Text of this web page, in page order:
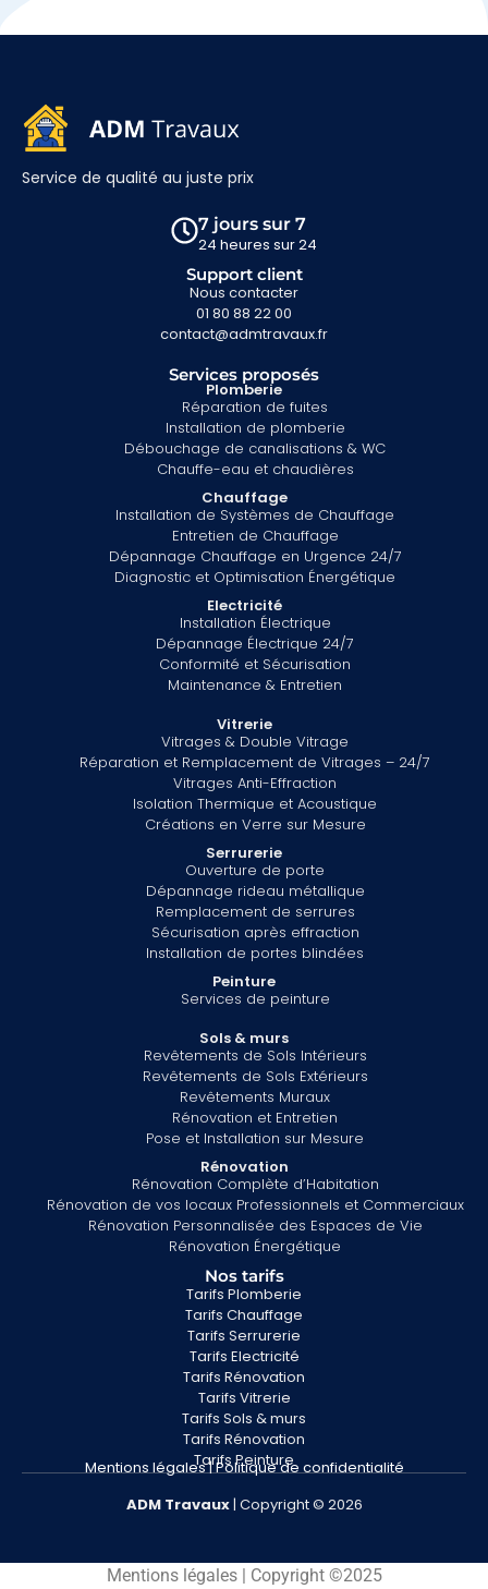
Service de qualité au juste prix
7 jours sur 7
24 heures sur 24
Support client
Nous contacter
01 80 88 22 00
contact@admtravaux.fr
Services proposés
Plomberie
Réparation de fuites
Installation de plomberie
Débouchage de canalisations & WC
Chauffe-eau et chaudières
Chauffage
Installation de Systèmes de Chauffage
Entretien de Chauffage
Dépannage Chauffage en Urgence 24/7
Diagnostic et Optimisation Énergétique
Electricité
Installation Électrique
Dépannage Électrique 24/7
Conformité et Sécurisation
Maintenance & Entretien
Vitrerie
Vitrages & Double Vitrage
Réparation et Remplacement de Vitrages – 24/7
Vitrages Anti-Effraction
Isolation Thermique et Acoustique
Créations en Verre sur Mesure
Serrurerie
Ouverture de porte
Dépannage rideau métallique
Remplacement de serrures
Sécurisation après effraction
Installation de portes blindées
Peinture
Services de peinture
Sols & murs
Revêtements de Sols Intérieurs
Revêtements de Sols Extérieurs
Revêtements Muraux
Rénovation et Entretien
Pose et Installation sur Mesure
Rénovation
Rénovation Complète d’Habitation
Rénovation de vos locaux Professionnels et Commerciaux
Rénovation Personnalisée des Espaces de Vie
Rénovation Énergétique
Nos tarifs
Tarifs Plomberie
Tarifs Chauffage
Tarifs Serrurerie
Tarifs Electricité
Tarifs Rénovation
Tarifs Vitrerie
Tarifs Sols & murs
Tarifs Rénovation
Tarifs Peinture
Mentions légales|Politique de confidentialité
ADM Travaux| Copyright © 2026
Mentions légales | Copyright ©2025